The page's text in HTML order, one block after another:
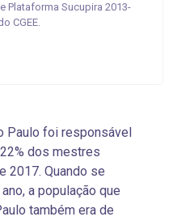
Plataforma Sucupira 2013-
CGEE.
Paulo foi responsável
dos mestres
2017. Quando se
a população que
também era de